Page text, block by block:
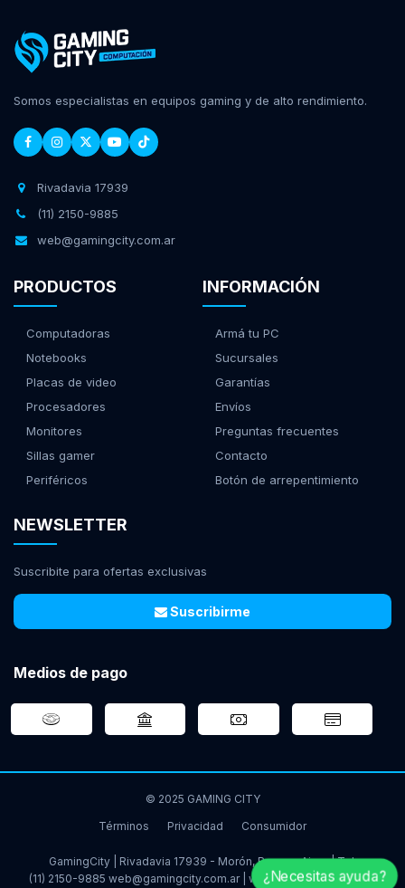
Somos especialistas en equipos gaming y de alto rendimiento.
Rivadavia 17939
(11) 2150-9885
web@gamingcity.com.ar
PRODUCTOS
Computadoras
Notebooks
Placas de video
Procesadores
Monitores
Sillas gamer
Periféricos
INFORMACIÓN
Armá tu PC
Sucursales
Garantías
Envíos
Preguntas frecuentes
Contacto
Botón de arrepentimiento
NEWSLETTER
Suscribite para ofertas exclusivas
Suscribirme
Medios de pago
© 2025 GAMING CITY
Términos
Privacidad Consumidor
GamingCity | Rivadavia 17939 - Morón, Buenos Aires | Tel:
(11) 2150-9885 web@gamingcity.com.ar www.gamingcity.com.ar
¿Necesitas ayuda?